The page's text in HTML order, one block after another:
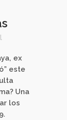
ex
este
Una
los